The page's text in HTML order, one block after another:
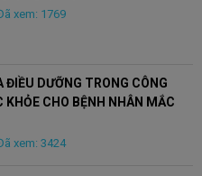
xem: 1769
ĐIỀU DƯỠNG TRONG CÔNG
KHỎE CHO BỆNH NHÂN MẮC
xem: 3424